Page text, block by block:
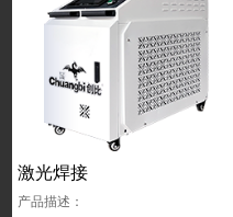
激光焊接
产品描述：